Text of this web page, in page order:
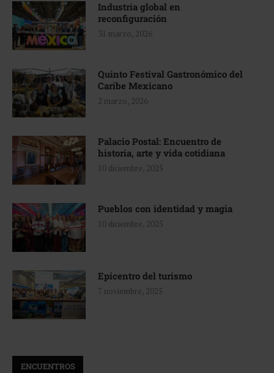
Industria global en
reconfiguración
31 marzo, 2026
Quinto Festival Gastronómico del
Caribe Mexicano
2 marzo, 2026
Palacio Postal: Encuentro de
historia, arte y vida cotidiana
10 diciembre, 2025
Pueblos con identidad y magia
10 diciembre, 2025
Epicentro del turismo
7 noviembre, 2025
ENCUENTROS